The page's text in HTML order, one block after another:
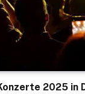
2025 in